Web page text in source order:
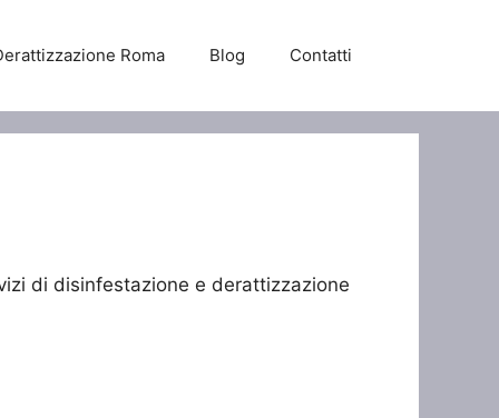
Roma Blog Contatti
di disinfestazione e derattizzazione